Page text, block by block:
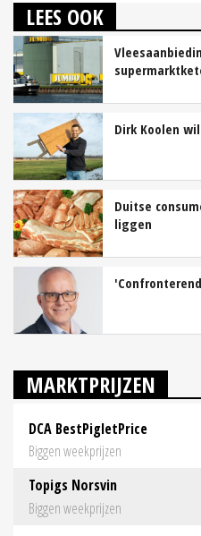
LEES OOK
Dirk Koolen
Duitse
liggen
MARKTPRIJZEN
DCA BestPigletPrice
Biggen weekprijzen
Topigs Norsvin
Biggen weekprijzen